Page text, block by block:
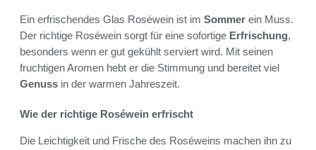
Ein erfrischendes Glas Roséwein ist im Sommer ein Muss.
Der richtige Roséwein sorgt für eine sofortige Erfrischung,
besonders wenn er gut gekühlt serviert wird. Mit seinen
fruchtigen Aromen hebt er die Stimmung und bereitet viel
Genuss in der warmen Jahreszeit.
Wie der richtige Roséwein erfrischt
Die Leichtigkeit und Frische des Roséweins machen ihn zu